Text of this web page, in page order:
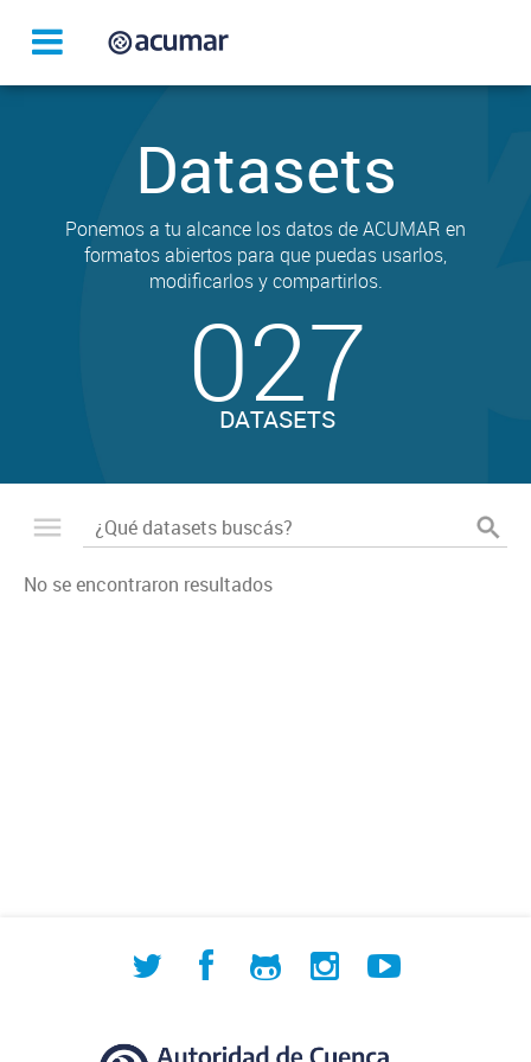
Datasets
Ponemos a tu alcance los datos de ACUMAR en
formatos abiertos para que puedas usarlos,
modificarlos y compartirlos.
027
DATASETS
No se encontraron resultados